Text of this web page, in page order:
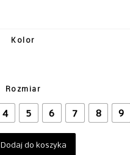
Kolor
Rozmiar
4 5 6 7 8 9
Dodaj do koszyka